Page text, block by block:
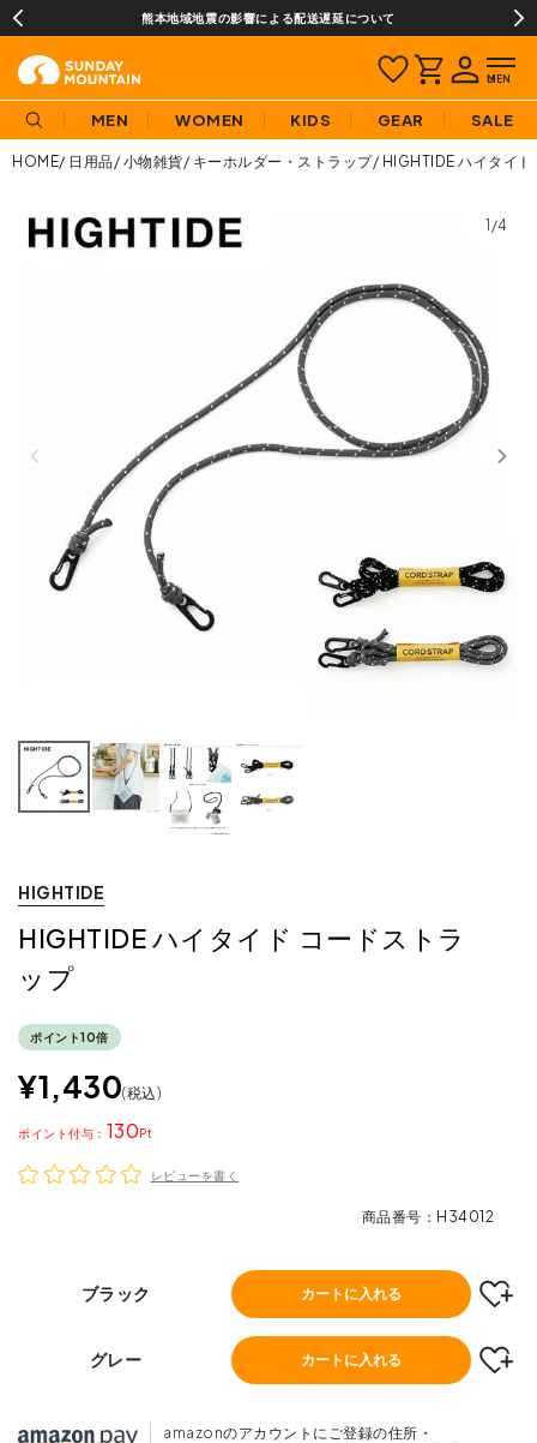
熊本地域地震の影響による配送遅延について
MEN WOMEN KIDS GEAR SALE
HOME 日用品 小物雑貨 キーホルダー・ストラップ HIGHTIDE ハイタイ
1/4
HIGHTIDE
HIGHTIDE ハイタイド コードストラ
ップ
ポイント10倍
¥1,430 税込
130
ポイント
レビューを書く
商品番号 H34012
ブラック カートに入れる
グレー カートに入れる
amazonのアカウントにご登録の住所・